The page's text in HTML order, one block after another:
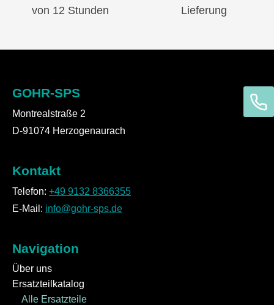
von 12 Stunden
Lieferung
GOHR-SPS
Montrealstraße 2
D-91074 Herzogenaurach
Kontakt
Telefon: +49 9132 8366355
E-Mail: info@gohr-sps.de
Navigation
Über uns
Ersatzteilkatalog
Alle Ersatzteile